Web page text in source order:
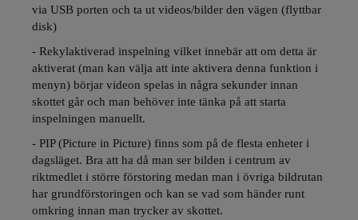
via USB porten och ta ut videos/bilder den vägen (flyttbar
disk)
- Rekylaktiverad inspelning vilket innebär att om detta är
aktiverat (man kan välja att inte aktivera denna funktion i
menyn) börjar videon spelas in några sekunder innan
skottet går och man behöver inte tänka på att starta
inspelningen manuellt.
- PIP (Picture in Picture) finns som på de flesta enheter i
dagsläget. Bra att ha då man ser bilden i centrum av
riktmedlet i större förstoring medan man i övriga bildrutan
har grundförstoringen och kan se vad som händer runt
omkring innan man trycker av skottet.